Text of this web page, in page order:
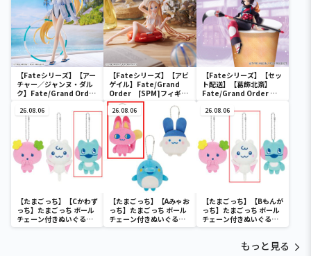
【Fateシリーズ】【アー
チャー／ジャンヌ・ダル
ク】Fate/Grand Order
／ジャンヌ・ダルク”
【Fateシリーズ】【アビ
ゲイル】Fate/Grand
Order [SPM]フィギュ
ア“フォーリナー／アビゲ
イル・ウィリアムズ
【夏】
【Fateシリーズ】【セッ
ト配送】【葛飾北斎】
Fate/Grand Order ぬ
ュア～フォーリナー/葛飾
北斎～
26.08.06
【たまごっち】【Cかわず
っち】たまごっち ボール
チェーン付きぬいぐるみ
～Tamagotchi
26.08.06
【たまごっち】【Aみゃお
っち】たまごっち ボール
チェーン付きぬいぐるみ
～Tamagotchi
26.08.06
【たまごっち】【Bもんが
っち】たまごっち ボール
チェーン付きぬいぐるみ
～Tamagotchi
もっと見る